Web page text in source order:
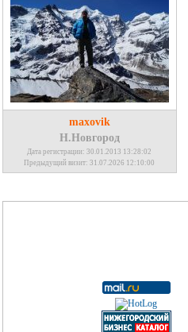
maxovik
Н.Новгород
Дата регистрации: 30.01.2013 13:28:02
Предыдущий визит: 31.07.2026 12:10:00